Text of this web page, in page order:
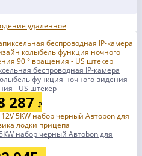
беспроводная IP-камера
функция ночного видения
- US штекер
287 ₽
набор черный Автоbon для